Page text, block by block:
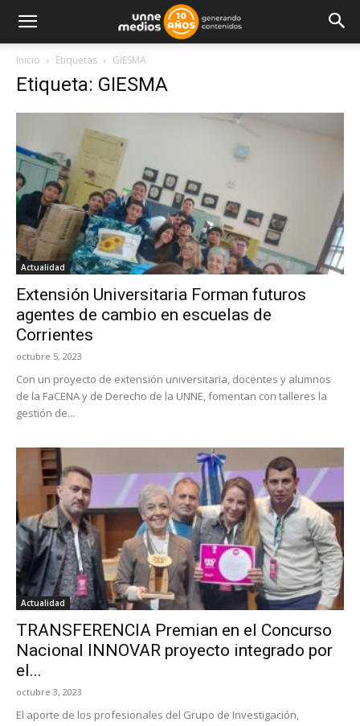
Inicio Etiquetas GIESMA
Etiqueta: GIESMA
Actualidad
Extensión Universitaria Forman futuros
agentes de cambio en escuelas de
Corrientes
octubre 5, 2023
Con un proyecto de extensión universitaria, docentes y alumnos
de la FaCENA y de Derecho de la UNNE, fomentan con talleres la
gestión de...
Actualidad
TRANSFERENCIA Premian en el Concurso
Nacional INNOVAR proyecto integrado por
el...
octubre 3, 2023
El aporte de los profesionales del Grupo de Investigación,